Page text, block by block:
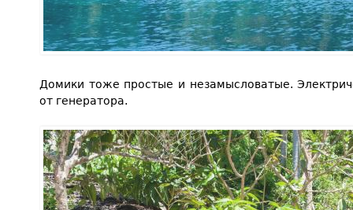
Домики тоже простые и незамысловатые.
от генератора.